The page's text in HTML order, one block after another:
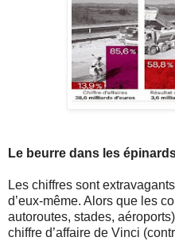
Le beurre dans les
Les chiffres sont
d’eux-même. Alors que les
autoroutes, stades,
chiffre d’affaire de Vinci